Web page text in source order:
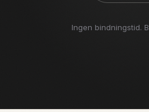
Ingen bindningstid.